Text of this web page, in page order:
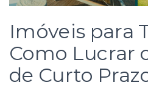
Imóveis para
Como Lucrar
de Curto